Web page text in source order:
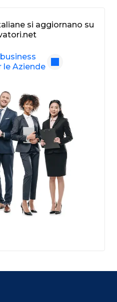
si aggiornano su
le Aziende